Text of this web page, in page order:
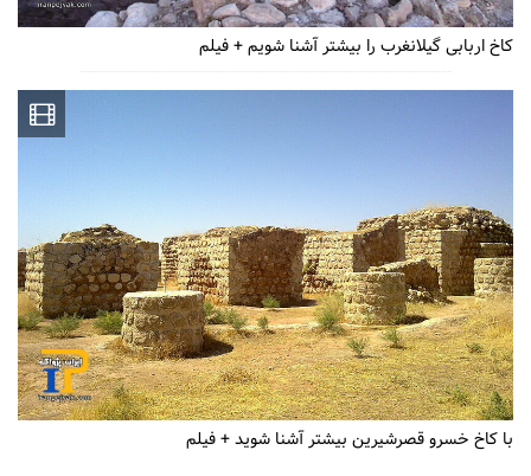
کاخ اربابی گیلانغرب را بیشتر آشنا شویم + فیلم
با کاخ خسرو قصرشیرین بیشتر آشنا شوید + فیلم